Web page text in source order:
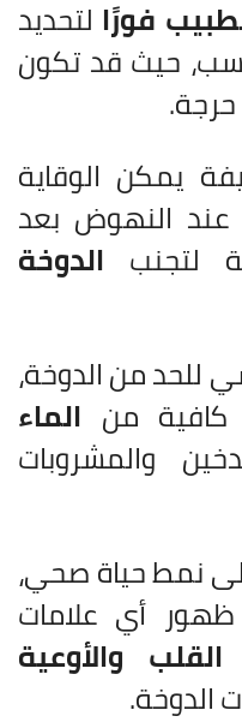
فورًا لتحديد
حيث قد تكون
يمكن الوقاية
عند النهوض بعد
لتجنب الدوخة
للحد من الدوخة،
من الماء
والمشروبات
نمط حياة صحي،
أي علامات
القلب والأوعية
الدوخة.